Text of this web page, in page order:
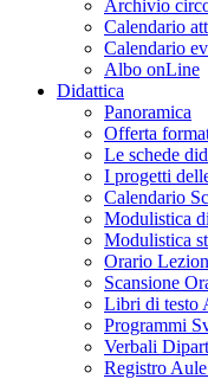
Archivio
Calendario
Calendario
Albo onLine
Didattica
Panoramica
Offerta
Le schede
I progetti
Calendario
Modulistica
Modulistica
Orario
Scansione
Libri di testo
Programmi
Verbali
Registro